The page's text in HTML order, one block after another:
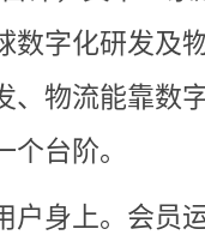
数字化研发及
、物流能靠数
台阶。
户身上。会员